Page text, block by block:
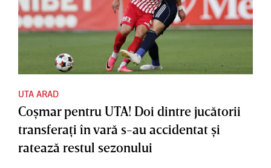
UTA ARAD
Coşmar pentru UTA! Doi dintre jucătorii
transferaţi în vară s-au accidentat şi
ratează restul sezonului